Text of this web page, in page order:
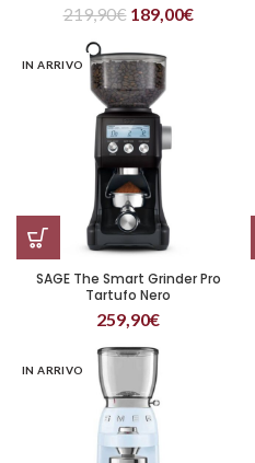
219,90€ 189,00€
IN ARRIVO
SAGE The Smart Grinder Pro
Tartufo Nero
259,90€
IN ARRIVO